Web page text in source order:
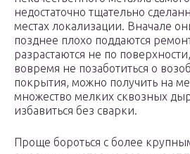
недостаточно тщательно
местах локализации. Вначале
позднее плохо поддаются
разрастаются не по
вовремя не позаботиться о
покрытия, можно получить на
множество мелких сквозных
избавиться без сварки.
Проще бороться с более